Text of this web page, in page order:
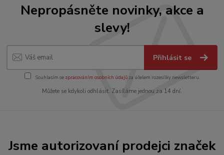
Nepropásněte novinky, akce a
slevy!
Přihlásit se
Souhlasím se zpracováním osobních údajůza účelem rozesílky newsletteru.
Můžete se kdykoli odhlásit. Zasíláme jednou za 14 dní.
Jsme autorizovaní prodejci značek